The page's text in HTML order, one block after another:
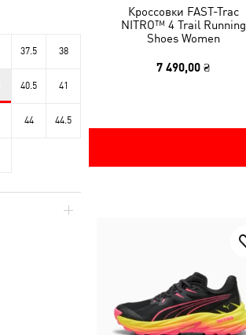
Кроссовки FAST-Trac
NITRO™ 4 Trail Running
Shoes Women
7 490,00 ₴
37.5 38
40.5 41
44 44.5